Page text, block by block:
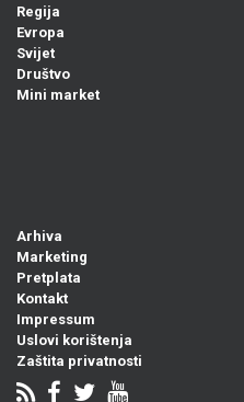
Regija
Evropa
Svijet
Društvo
Mini market
Arhiva
Marketing
Pretplata
Kontakt
Impressum
Uslovi korištenja
Zaštita privatnosti